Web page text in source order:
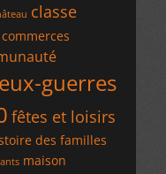
classe
commerces
guerres
fêtes et loisirs
des familles
maison